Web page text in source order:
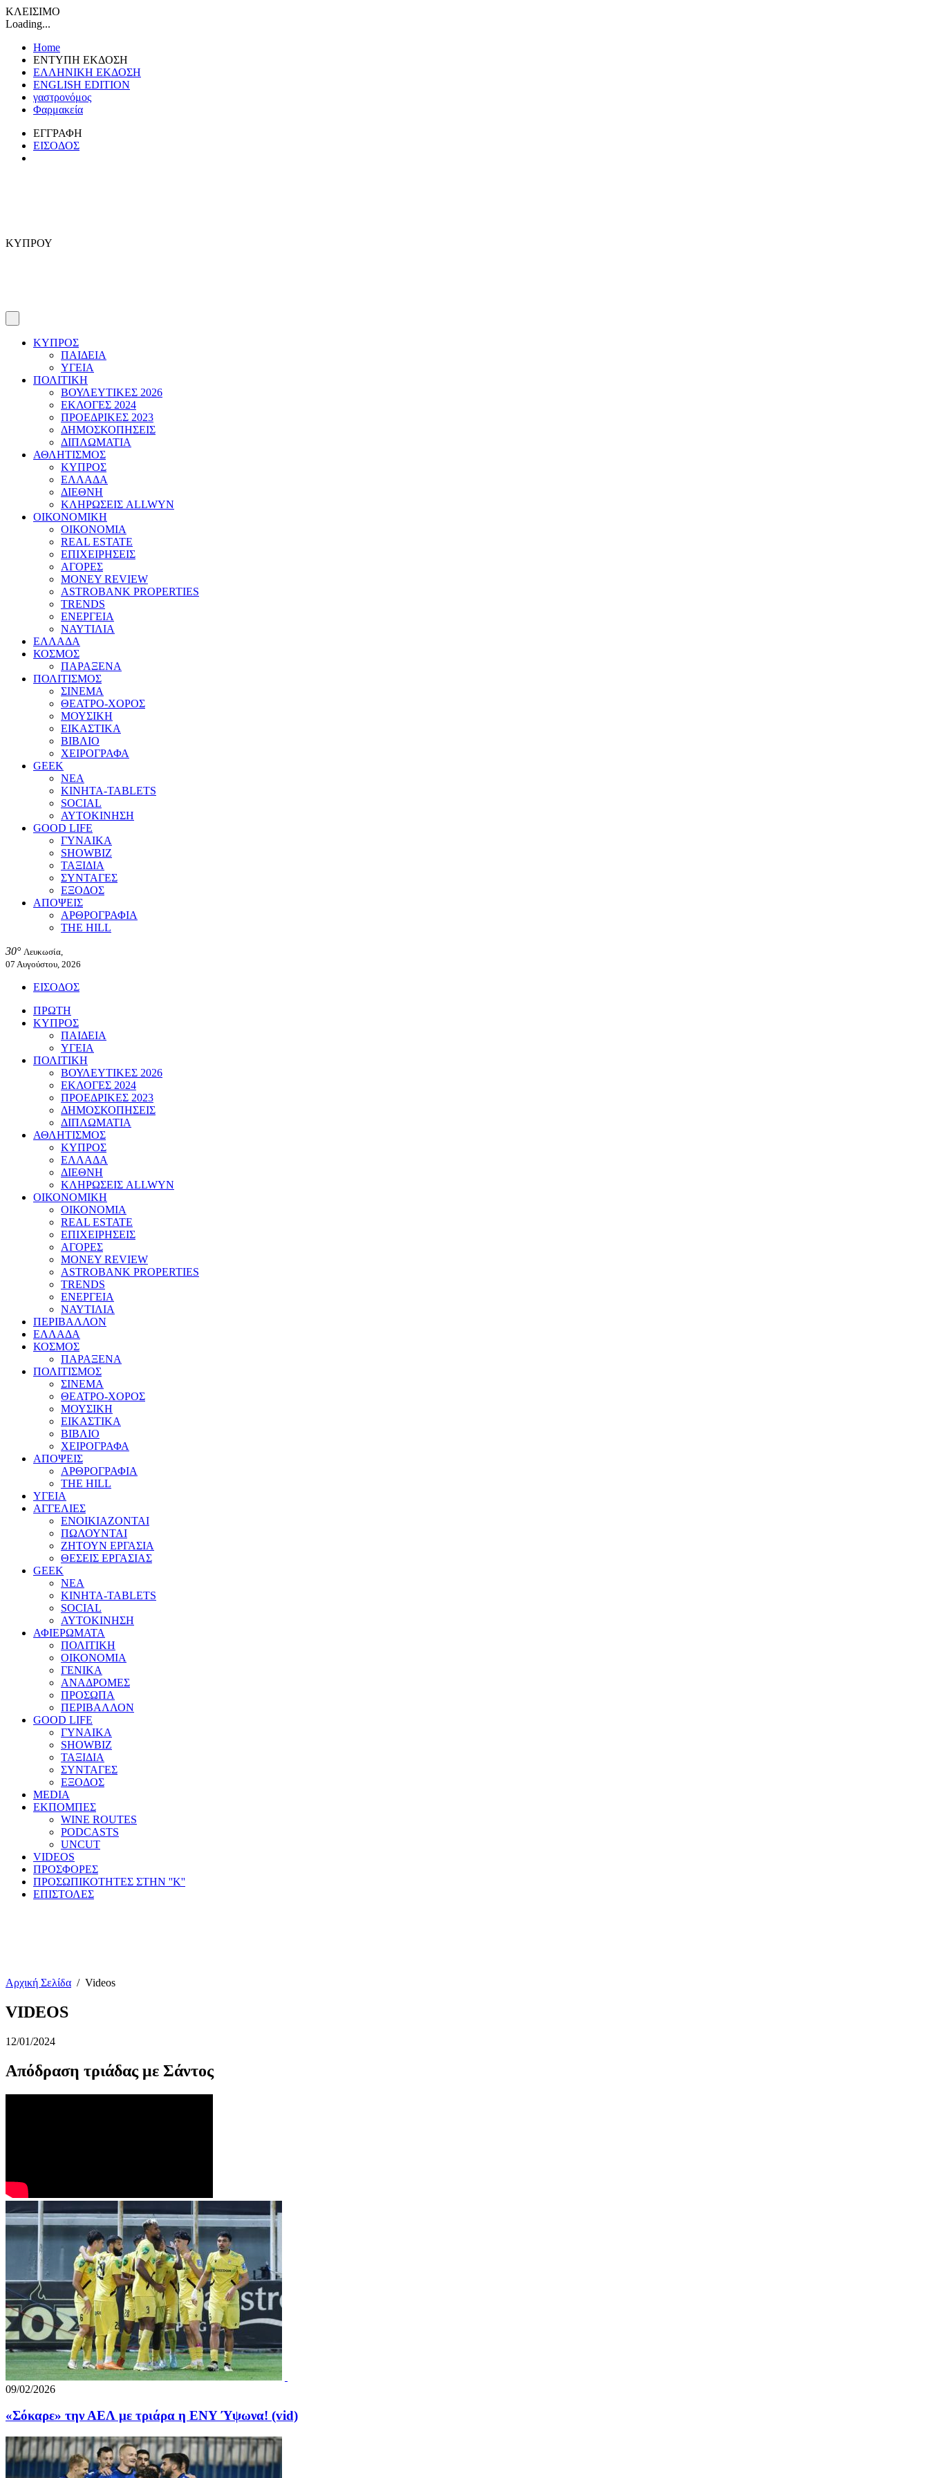
ΚΛΕΙΣΙΜΟ
Loading...
Home
ΕΝΤΥΠΗ ΕΚΔΟΣΗ
ΕΛΛΗΝΙΚΗ ΕΚΔΟΣΗ
ENGLISH EDITION
γαστρονόμος
Φαρμακεία
ΕΓΓΡΑΦΗ
ΕΙΣΟΔΟΣ
ΚΥΠΡΟΥ
ΚΥΠΡΟΣ
ΠΑΙΔΕΙΑ
ΥΓΕΙΑ
ΠΟΛΙΤΙΚΗ
ΒΟΥΛΕΥΤΙΚΕΣ 2026
ΕΚΛΟΓΕΣ 2024
ΠΡΟΕΔΡΙΚΕΣ 2023
ΔΗΜΟΣΚΟΠΗΣΕΙΣ
ΔΙΠΛΩΜΑΤΙΑ
ΑΘΛΗΤΙΣΜΟΣ
ΚΥΠΡΟΣ
ΕΛΛΑΔΑ
ΔΙΕΘΝΗ
ΚΛΗΡΩΣΕΙΣ ALLWYN
ΟΙΚΟΝΟΜΙΚΗ
ΟΙΚΟΝΟΜΙΑ
REAL ESTATE
ΕΠΙΧΕΙΡΗΣΕΙΣ
ΑΓΟΡΕΣ
MONEY REVIEW
ASTROBANK PROPERTIES
TRENDS
ΕΝΕΡΓΕΙΑ
ΝΑΥΤΙΛΙΑ
ΕΛΛΑΔΑ
ΚΟΣΜΟΣ
ΠΑΡΑΞΕΝΑ
ΠΟΛΙΤΙΣΜΟΣ
ΣΙΝΕΜΑ
ΘΕΑΤΡΟ-ΧΟΡΟΣ
ΜΟΥΣΙΚΗ
ΕΙΚΑΣΤΙΚΑ
ΒΙΒΛΙΟ
ΧΕΙΡΟΓΡΑΦΑ
GEEK
ΝΕΑ
ΚΙΝΗΤΑ-TABLETS
SOCIAL
ΑΥΤΟΚΙΝΗΣΗ
GOOD LIFE
ΓΥΝΑΙΚΑ
SHOWBIZ
ΤΑΞΙΔΙΑ
ΣΥΝΤΑΓΕΣ
ΕΞΟΔΟΣ
ΑΠΟΨΕΙΣ
ΑΡΘΡΟΓΡΑΦΙΑ
THE HILL
30° Λευκωσία,
07 Αυγούστου, 2026
ΕΙΣΟΔΟΣ
ΠΡΩΤΗ
ΚΥΠΡΟΣ
ΠΑΙΔΕΙΑ
ΥΓΕΙΑ
ΠΟΛΙΤΙΚΗ
ΒΟΥΛΕΥΤΙΚΕΣ 2026
ΕΚΛΟΓΕΣ 2024
ΠΡΟΕΔΡΙΚΕΣ 2023
ΔΗΜΟΣΚΟΠΗΣΕΙΣ
ΔΙΠΛΩΜΑΤΙΑ
ΑΘΛΗΤΙΣΜΟΣ
ΚΥΠΡΟΣ
ΕΛΛΑΔΑ
ΔΙΕΘΝΗ
ΚΛΗΡΩΣΕΙΣ ALLWYN
ΟΙΚΟΝΟΜΙΚΗ
ΟΙΚΟΝΟΜΙΑ
REAL ESTATE
ΕΠΙΧΕΙΡΗΣΕΙΣ
ΑΓΟΡΕΣ
MONEY REVIEW
ASTROBANK PROPERTIES
TRENDS
ΕΝΕΡΓΕΙΑ
ΝΑΥΤΙΛΙΑ
ΠΕΡΙΒΑΛΛΟΝ
ΕΛΛΑΔΑ
ΚΟΣΜΟΣ
ΠΑΡΑΞΕΝΑ
ΠΟΛΙΤΙΣΜΟΣ
ΣΙΝΕΜΑ
ΘΕΑΤΡΟ-ΧΟΡΟΣ
ΜΟΥΣΙΚΗ
ΕΙΚΑΣΤΙΚΑ
ΒΙΒΛΙΟ
ΧΕΙΡΟΓΡΑΦΑ
ΑΠΟΨΕΙΣ
ΑΡΘΡΟΓΡΑΦΙΑ
THE HILL
ΥΓΕΙΑ
ΑΓΓΕΛΙΕΣ
ΕΝΟΙΚΙΑΖΟΝΤΑΙ
ΠΩΛΟΥΝΤΑΙ
ΖΗΤΟΥΝ ΕΡΓΑΣΙΑ
ΘΕΣΕΙΣ ΕΡΓΑΣΙΑΣ
GEEK
ΝΕΑ
ΚΙΝΗΤΑ-TABLETS
SOCIAL
ΑΥΤΟΚΙΝΗΣΗ
ΑΦΙΕΡΩΜΑΤΑ
ΠΟΛΙΤΙΚΗ
ΟΙΚΟΝΟΜΙΑ
ΓΕΝΙΚΑ
ΑΝΑΔΡΟΜΕΣ
ΠΡΟΣΩΠΑ
ΠΕΡΙΒΑΛΛΟΝ
GOOD LIFE
ΓΥΝΑΙΚΑ
SHOWBIZ
ΤΑΞΙΔΙΑ
ΣΥΝΤΑΓΕΣ
ΕΞΟΔΟΣ
MEDIA
ΕΚΠΟΜΠΕΣ
WINE ROUTES
PODCASTS
UNCUT
VIDEOS
ΠΡΟΣΦΟΡΕΣ
ΠΡΟΣΩΠΙΚΟΤΗΤΕΣ ΣΤΗΝ ''Κ''
ΕΠΙΣΤΟΛΕΣ
Αρχική Σελίδα / Videos
VIDEOS
12/01/2024
Απόδραση τριάδας με Σάντος
09/02/2026
«Σόκαρε» την ΑΕΛ με τριάρα η ΕΝΥ Ύψωνα! (vid)